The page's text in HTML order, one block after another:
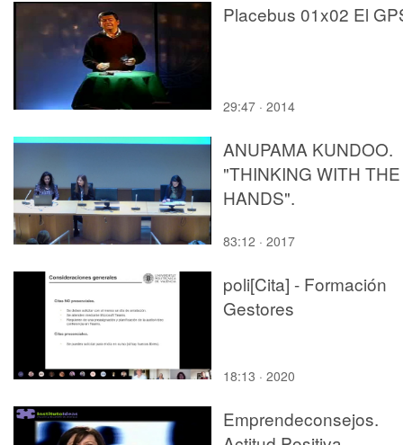
Placebus 01x02 El
29:47 · 2014
ANUPAMA KUNDOO.
"THINKING WITH THE
HANDS".
83:12 · 2017
poli[Cita] - Formación
Gestores
18:13 · 2020
Emprendeconsejos.